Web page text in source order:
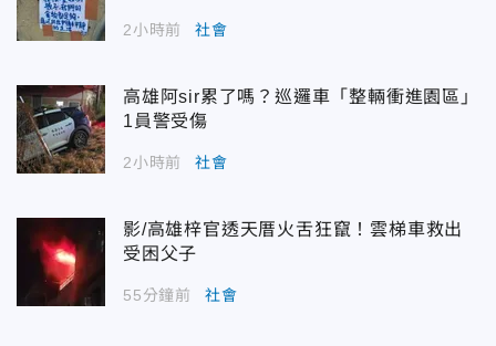
2小時前 社會
高雄阿sir累了嗎？巡邏車「整輛衝進園區」
1員警受傷
2小時前 社會
影/高雄梓官透天厝火舌狂竄！雲梯車救出
受困父子
55分鐘前 社會